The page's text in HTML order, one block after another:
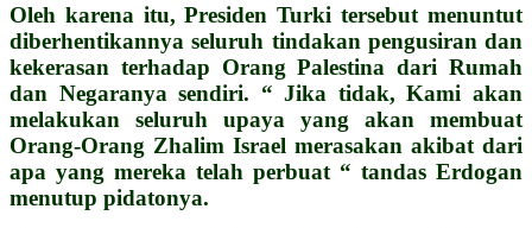
Oleh karena itu, Presiden Turki tersebut menuntut
diberhentikannya seluruh tindakan pengusiran dan
kekerasan terhadap Orang Palestina dari Rumah
dan Negaranya sendiri. “ Jika tidak, Kami akan
melakukan seluruh upaya yang akan membuat
Orang-Orang Zhalim Israel merasakan akibat dari
apa yang mereka telah perbuat “ tandas Erdogan
menutup pidatonya.